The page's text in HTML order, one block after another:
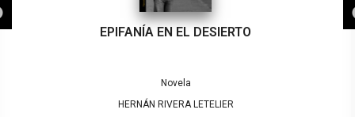
EPIFANÍA EN EL DESIERTO
Novela
HERNÁN RIVERA LETELIER